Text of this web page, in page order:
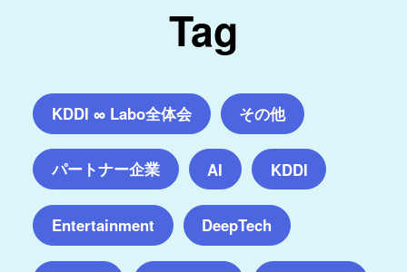
Tag
KDDI ∞ Labo全体会 その他
パートナー企業 AI KDDI
Entertainment DeepTech